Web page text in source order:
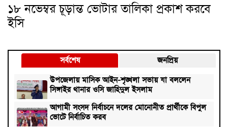
১৮ নভেম্বর চূড়ান্ত ভোটার তালিকা প্রকাশ করবে
ইসি
সর্বশেষ
জনপ্রিয়
উপজেলায় মাসিক আইন-শৃঙ্খলা সভায় যা বললেন
সিঙ্গাইর থানার ওসি জাহিদুল ইসলাম
আগামী সংসদ নির্বাচনে দলের মোনোনীত প্রার্থীকে বিপুল
ভোটে নির্বাচিত করব